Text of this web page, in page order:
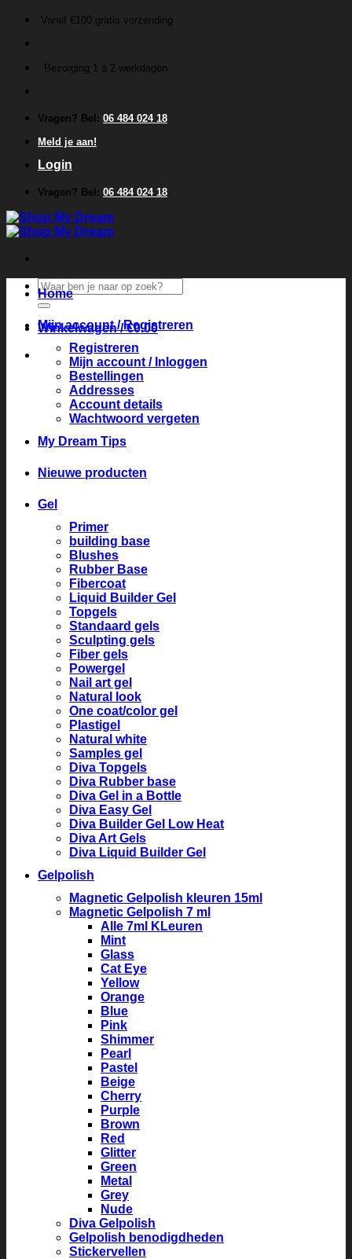
inhoud
Vanaf €100 gratis verzending
Bezorging 1 á 2 werkdagen
Vragen? Bel: 06 484 024 18
Meld je aan!
Login
Vragen? Bel: 06 484 024 18
Zoeken
naar:
Winkelwagen /€0.00
Home
Mijn account / Registreren
Registreren
Mijn account / Inloggen
Bestellingen
Addresses
Account details
Wachtwoord vergeten
My Dream Tips
Nieuwe producten
Gel
Primer
building base
Blushes
Rubber Base
Fibercoat
Liquid Builder Gel
Topgels
Standaard gels
Sculpting gels
Fiber gels
Powergel
Nail art gel
Natural look
One coat/color gel
Plastigel
Natural white
Samples gel
Diva Topgels
Diva Rubber base
Diva Gel in a Bottle
Diva Easy Gel
Diva Builder Gel Low Heat
Diva Art Gels
Diva Liquid Builder Gel
Gelpolish
Magnetic Gelpolish kleuren 15ml
Magnetic Gelpolish 7 ml
Alle 7ml KLeuren
Mint
Glass
Cat Eye
Yellow
Orange
Blue
Pink
Shimmer
Pearl
Pastel
Beige
Cherry
Purple
Brown
Red
Glitter
Green
Metal
Grey
Nude
Diva Gelpolish
Gelpolish benodigdheden
Stickervellen